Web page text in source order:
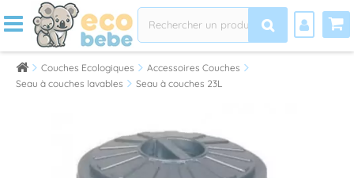
Couches Ecologiques
Accessoires Couches
Seau à couches lavables
Seau à couches 23L